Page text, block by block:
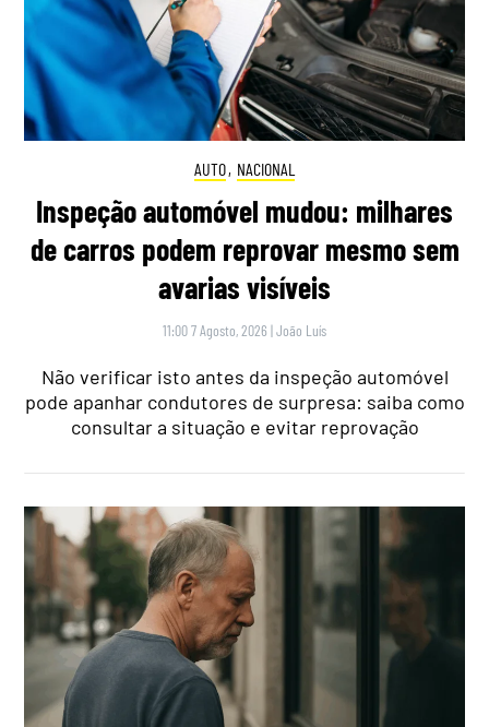
AUTO, NACIONAL
Inspeção automóvel mudou: milhares
de carros podem reprovar mesmo sem
avarias visíveis
11:00 7 Agosto, 2026 |João Luís
Não verificar isto antes da inspeção automóvel
pode apanhar condutores de surpresa: saiba como
consultar a situação e evitar reprovação